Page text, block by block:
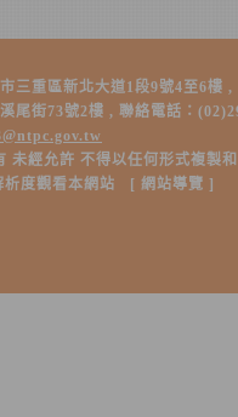
三重區新北大道1段9號4至6樓
尾街73號2樓 , 聯絡電話：
未經允許 不得以任何形式複製
析度觀看本網站 [ 網站導覽 ]